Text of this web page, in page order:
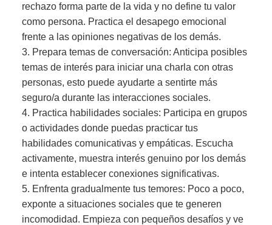
rechazo forma parte de la vida y no define tu valor
como persona. Practica el desapego emocional
frente a las opiniones negativas de los demás.
3. Prepara temas de conversación: Anticipa posibles
temas de interés para iniciar una charla con otras
personas, esto puede ayudarte a sentirte más
seguro/a durante las interacciones sociales.
4. Practica habilidades sociales: Participa en grupos
o actividades donde puedas practicar tus
habilidades comunicativas y empáticas. Escucha
activamente, muestra interés genuino por los demás
e intenta establecer conexiones significativas.
5. Enfrenta gradualmente tus temores: Poco a poco,
exponte a situaciones sociales que te generen
incomodidad. Empieza con pequeños desafíos y ve